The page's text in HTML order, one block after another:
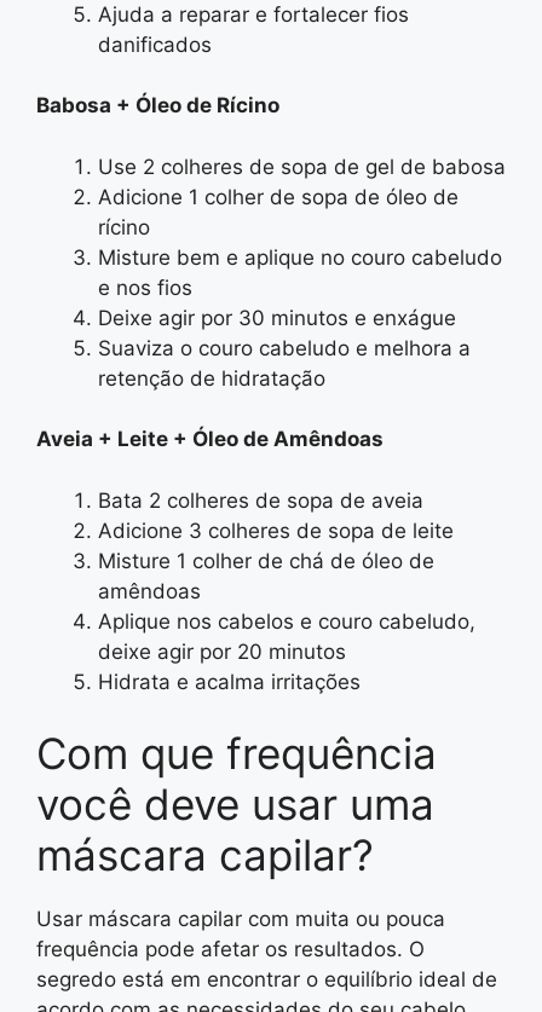
Ajuda a reparar e fortalecer fios
danificados
Babosa + Óleo de Rícino
Use 2 colheres de sopa de gel de babosa
Adicione 1 colher de sopa de óleo de
rícino
Misture bem e aplique no couro cabeludo
e nos fios
Deixe agir por 30 minutos e enxágue
Suaviza o couro cabeludo e melhora a
retenção de hidratação
Aveia + Leite + Óleo de Amêndoas
Bata 2 colheres de sopa de aveia
Adicione 3 colheres de sopa de leite
Misture 1 colher de chá de óleo de
amêndoas
Aplique nos cabelos e couro cabeludo,
deixe agir por 20 minutos
Hidrata e acalma irritações
Com que frequência
você deve usar uma
máscara capilar?
Usar máscara capilar com muita ou pouca
frequência pode afetar os resultados. O
segredo está em encontrar o equilíbrio ideal de